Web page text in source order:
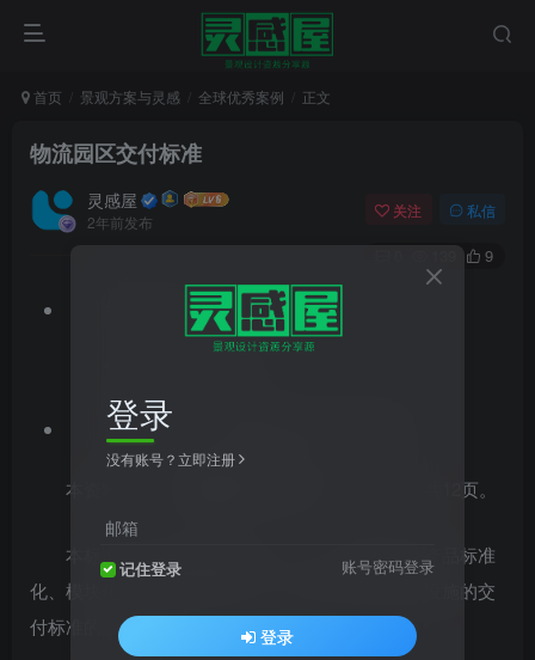
首页 景观方案与灵感 全球优秀案例 正文
物流园区交付标准
灵感屋
2年前发布
关注 私信
9
文件格式：pdf
资料类型：工程管理控制,竣工验收文件
本资料为 ，PDF格式，共12页。
本标准是在集团地网轻模式下，结合物流园区产品标准
化、模块化与经济适用的原则，对园区内主要硬件设施的交
付标准的全面描述。
登录
没有账号？立即注册
邮箱
记住登录 账号密码登录
登录